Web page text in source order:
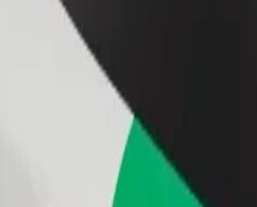
Añadir un restaurante o tienda
Llega a más clientes y maximiza tus
ganancias